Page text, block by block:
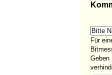
Für
Geben